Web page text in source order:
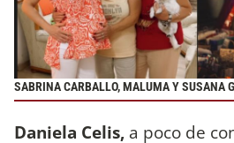
SABRINA CARBALLO, MALUMA Y SUSANA
Daniela Celis, a poco de